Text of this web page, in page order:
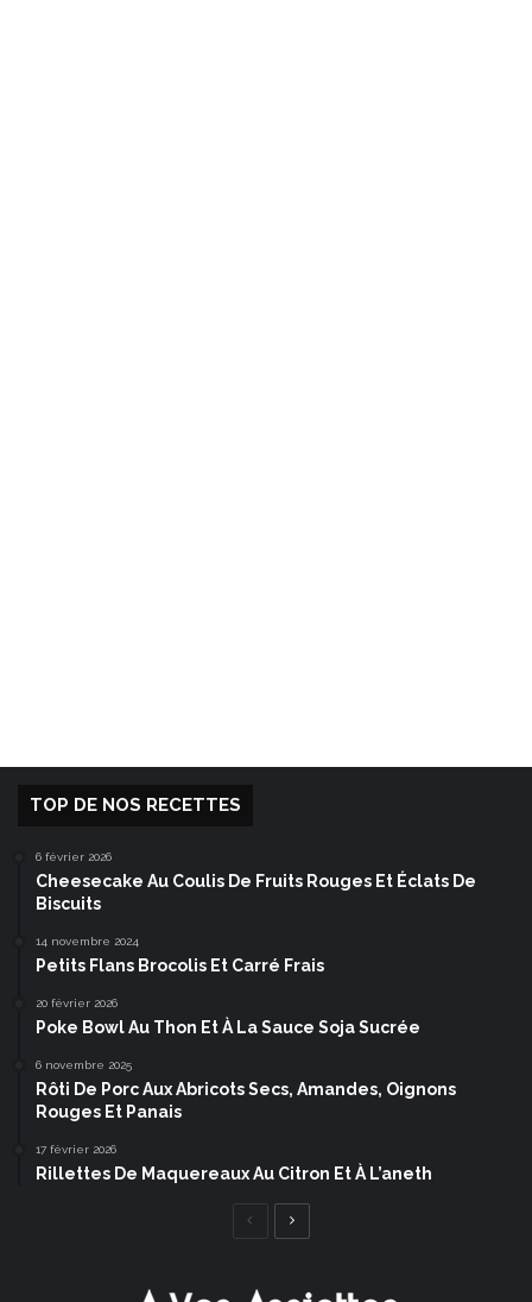
TOP DE NOS RECETTES
6 février 2026
Cheesecake Au Coulis De Fruits Rouges Et Éclats De
Biscuits
14 novembre 2024
Petits Flans Brocolis Et Carré Frais
20 février 2026
Poke Bowl Au Thon Et À La Sauce Soja Sucrée
6 novembre 2025
Rôti De Porc Aux Abricots Secs, Amandes, Oignons
Rouges Et Panais
17 février 2026
Rillettes De Maquereaux Au Citron Et À L’aneth
Page